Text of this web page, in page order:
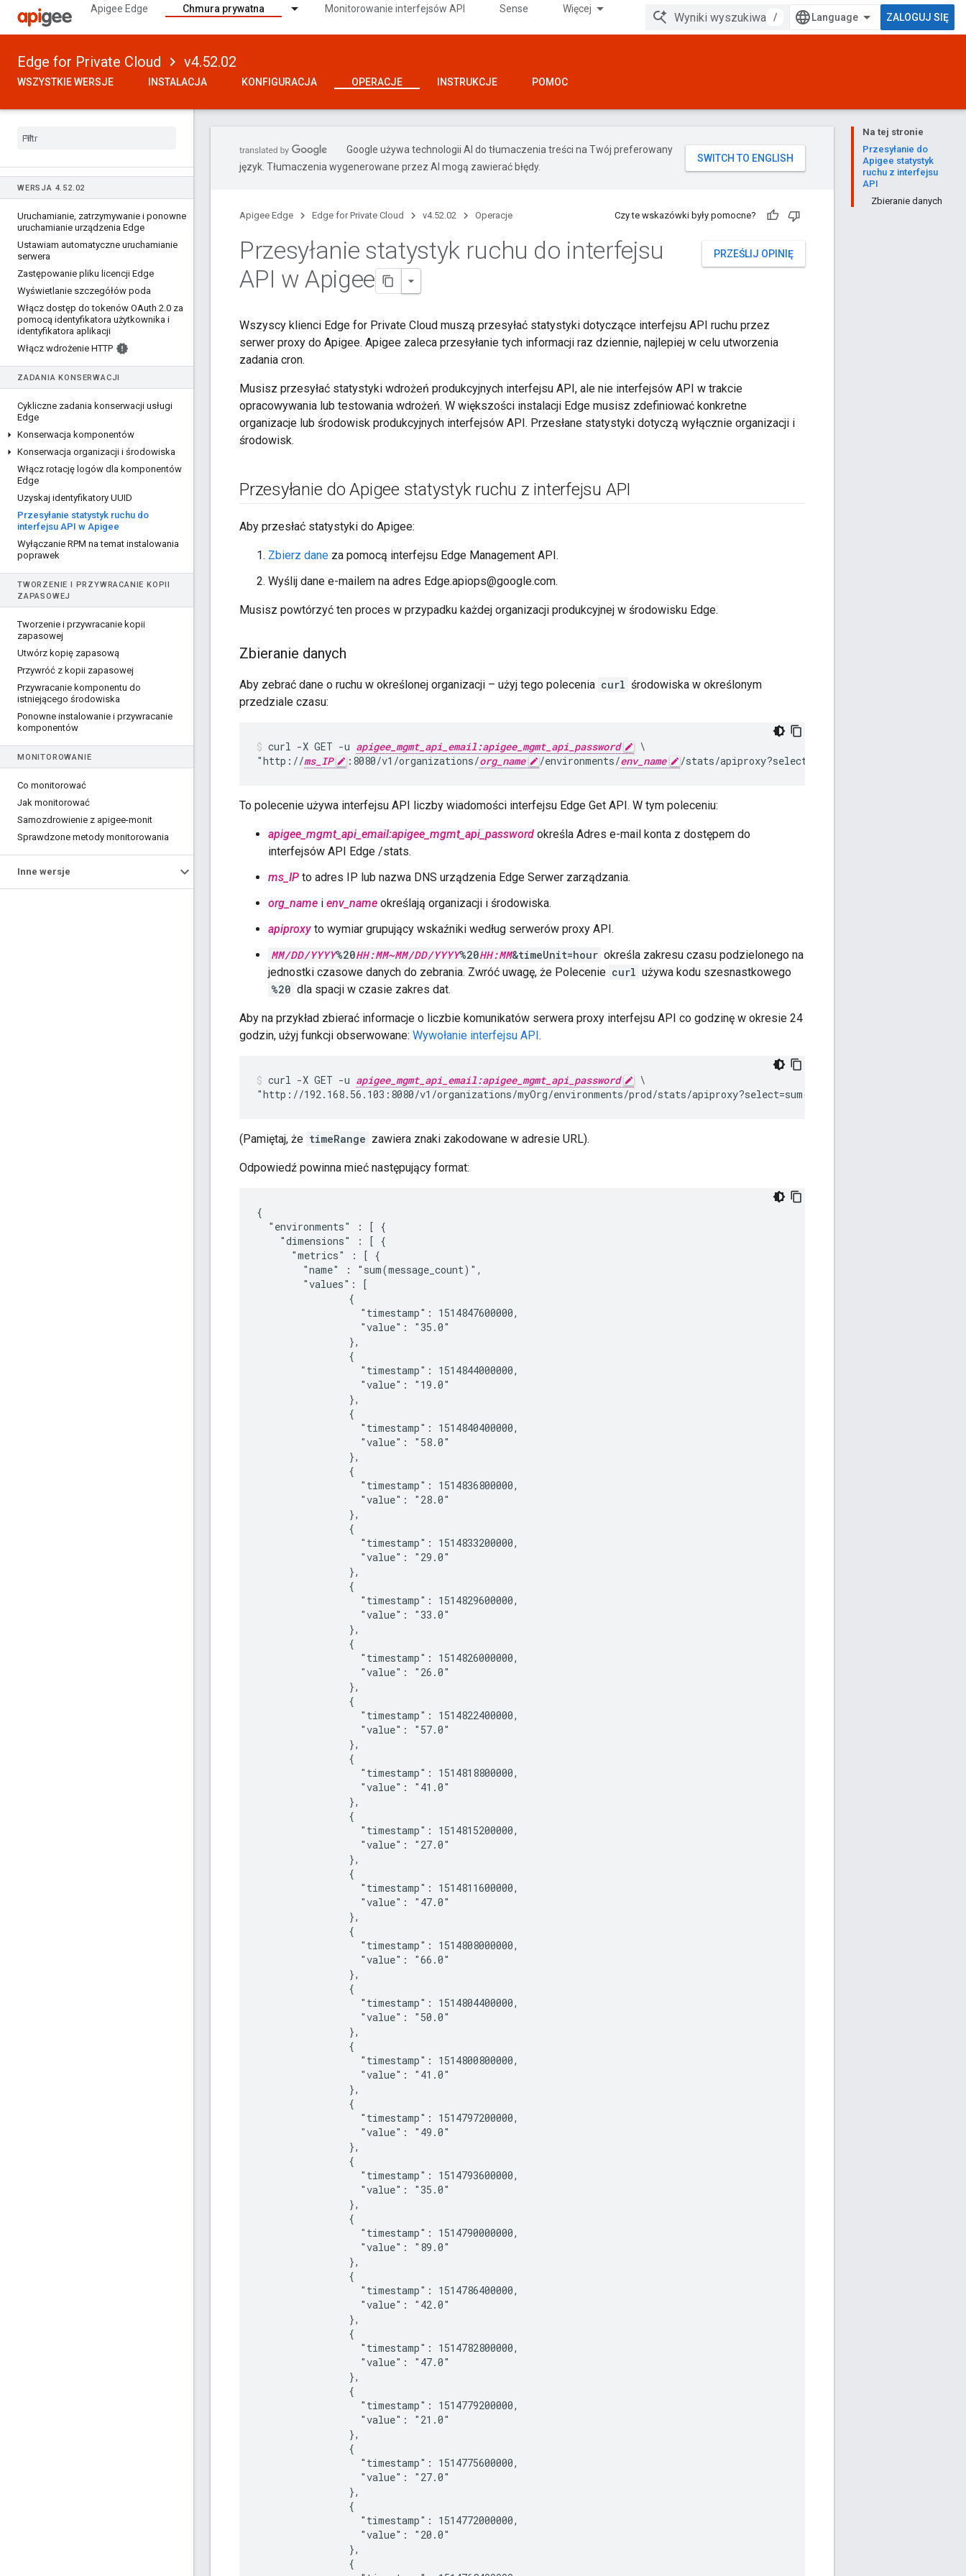
Apigee Edge Chmura prywatna Monitorowanie interfejsów API Sense Więcej
/ ZALOGUJ SIĘ
Edge for Private Cloud v4.52.02
WSZYSTKIE WERSJE INSTALACJA KONFIGURACJA OPERACJE INSTRUKCJE POMOC
WERSJA 4. 52.02
Uruchamianie, zatrzymywanie i ponowne
uruchamianie urządzenia Edge
Ustawiam automatyczne uruchamianie
serwera
Zastępowanie pliku licencji Edge
Wyświetlanie szczegółów poda
Włącz dostęp do tokenów OAuth 2.0 za
pomocą identyfikatora użytkownika i
identyfikatora aplikacji
Włącz wdrożenie HTTP
ZADANIA KONSERWACJI
Cykliczne zadania konserwacji usługi
Edge
Konserwacja komponentów
Konserwacja organizacji i środowiska
Włącz rotację logów dla komponentów
Edge
Uzyskaj identyfikatory UUID
Przesyłanie statystyk ruchu do
interfejsu API w Apigee
Wyłączanie RPM na temat instalowania
poprawek
TWORZENIE I PRZYWRACANIE KOPII
ZAPASOWEJ
Tworzenie i przywracanie kopii
zapasowej
Utwórz kopię zapasową
Przywróć z kopii zapasowej
Przywracanie komponentu do
istniejącego środowiska
Ponowne instalowanie i przywracanie
komponentów
MONITOROWANIE
Co monitorować
Jak monitorować
Samozdrowienie z apigee-monit
Sprawdzone metody monitorowania
Inne wersje
Na tej stronie
Przesyłanie do
Apigee statystyk
ruchu z interfejsu
API
Zbieranie danych
Google używa technologii AI do tłumaczenia treści na Twój preferowany
język. Tłumaczenia wygenerowane przez AI mogą zawierać błędy.
Apigee Edge Edge for Private Cloud v4.52.02 Operacje Czy te wskazówki były pomocne?
PRZEŚLIJ OPINIĘ
Przesyłanie statystyk ruchu do interfejsu
API w Apigee
Wszyscy klienci Edge for Private Cloud muszą przesyłać statystyki dotyczące interfejsu API ruchu przez
serwer proxy do Apigee. Apigee zaleca przesyłanie tych informacji raz dziennie, najlepiej w celu utworzenia
zadania cron.
Musisz przesyłać statystyki wdrożeń produkcyjnych interfejsu API, ale nie interfejsów API w trakcie
opracowywania lub testowania wdrożeń. W większości instalacji Edge musisz zdefiniować konkretne
organizacje lub środowisk produkcyjnych interfejsów API. Przesłane statystyki dotyczą wyłącznie organizacji i
środowisk.
Przesyłanie do Apigee statystyk ruchu z interfejsu API
Aby przesłać statystyki do Apigee:
Zbierz dane za pomocą interfejsu Edge Management API.
Wyślij dane e-mailem na adres Edge.apiops@google.com.
Musisz powtórzyć ten proces w przypadku każdej organizacji produkcyjnej w środowisku Edge.
Zbieranie danych
Aby zebrać dane o ruchu w określonej organizacji – użyj tego polecenia curl środowiska w określonym
przedziale czasu:
curl -X GET -u apigee_mgmt_api_email:apigee_mgmt_api_password
\
"http://ms_IP :8080/v1/organizations/org_name /environments/env_name /stats/
To polecenie używa interfejsu API liczby wiadomości interfejsu Edge Get API. W tym poleceniu:
apigee_mgmt_api_email:apigee_mgmt_api_password określa Adres e-mail konta z dostępem do
interfejsów API Edge /stats.
ms_IP to adres IP lub nazwa DNS urządzenia Edge Serwer zarządzania.
org_name i env_name określają organizacji i środowiska.
apiproxy to wymiar grupujący wskaźniki według serwerów proxy API.
MM/DD/YYYY%20HH:MM~MM/DD/YYYY%20HH:MM&timeUnit=hour określa zakresu czasu podzielonego na
jednostki czasowe danych do zebrania. Zwróć uwagę, że Polecenie curl używa kodu szesnastkowego
%20 dla spacji w czasie zakres dat.
Aby na przykład zbierać informacje o liczbie komunikatów serwera proxy interfejsu API co godzinę w okresie 24
godzin, użyj funkcji obserwowane: Wywołanie interfejsu API.
curl -X GET -u apigee_mgmt_api_email:apigee_mgmt_api_password
\
"http://192.168.56.103:8080/v1/organizations/myOrg/environments/prod/stats/apiproxy?select=sum(message_count)&
(Pamiętaj, że timeRange zawiera znaki zakodowane w adresie URL).
Odpowiedź powinna mieć następujący format:
{
  "environments" : [ {
    "dimensions" : [ {
      "metrics" : [ {
        "name" : "sum(message_count)",
        "values": [
                {
                  "timestamp": 1514847600000,
                  "value": "35.0"
                },
                {
                  "timestamp": 1514844000000,
                  "value": "19.0"
                },
                {
                  "timestamp": 1514840400000,
                  "value": "58.0"
                },
                {
                  "timestamp": 1514836800000,
                  "value": "28.0"
                },
                {
                  "timestamp": 1514833200000,
                  "value": "29.0"
                },
                {
                  "timestamp": 1514829600000,
                  "value": "33.0"
                },
                {
                  "timestamp": 1514826000000,
                  "value": "26.0"
                },
                {
                  "timestamp": 1514822400000,
                  "value": "57.0"
                },
                {
                  "timestamp": 1514818800000,
                  "value": "41.0"
                },
                {
                  "timestamp": 1514815200000,
                  "value": "27.0"
                },
                {
                  "timestamp": 1514811600000,
                  "value": "47.0"
                },
                {
                  "timestamp": 1514808000000,
                  "value": "66.0"
                },
                {
                  "timestamp": 1514804400000,
                  "value": "50.0"
                },
                {
                  "timestamp": 1514800800000,
                  "value": "41.0"
                },
                {
                  "timestamp": 1514797200000,
                  "value": "49.0"
                },
                {
                  "timestamp": 1514793600000,
                  "value": "35.0"
                },
                {
                  "timestamp": 1514790000000,
                  "value": "89.0"
                },
                {
                  "timestamp": 1514786400000,
                  "value": "42.0"
                },
                {
                  "timestamp": 1514782800000,
                  "value": "47.0"
                },
                {
                  "timestamp": 1514779200000,
                  "value": "21.0"
                },
                {
                  "timestamp": 1514775600000,
                  "value": "27.0"
                },
                {
                  "timestamp": 1514772000000,
                  "value": "20.0"
                },
                {